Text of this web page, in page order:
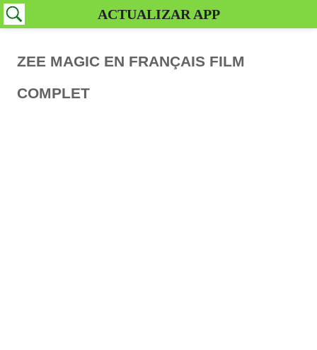
ZEE MAGIC EN FRANÇAIS FILM
COMPLET
ACTUALIZAR APP